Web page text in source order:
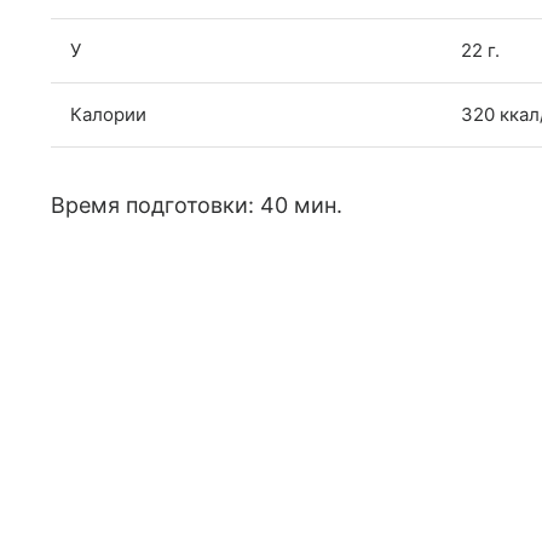
У 22 г.
Калории 320
Время подготовки: 40 мин.